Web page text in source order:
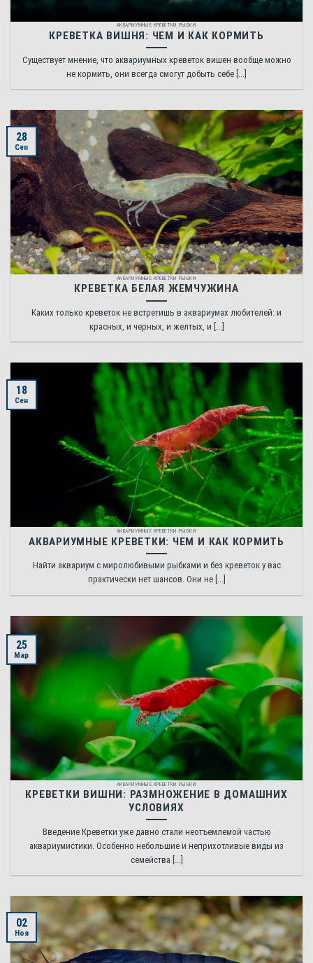
АКВАРИУМНЫЕ КРЕВЕТКИ РЫБКИ
КРЕВЕТКА ВИШНЯ: ЧЕМ И КАК КОРМИТЬ
Существует мнение, что аквариумных креветок вишен вообще можно
не кормить, они всегда смогут добыть себе [...]
АКВАРИУМНЫЕ КРЕВЕТКИ РЫБКИ
КРЕВЕТКА БЕЛАЯ ЖЕМЧУЖИНА
Каких только креветок не встретишь в аквариумах любителей: и
красных, и черных, и желтых, и [...]
28
Сен
АКВАРИУМНЫЕ КРЕВЕТКИ РЫБКИ
АКВАРИУМНЫЕ КРЕВЕТКИ: ЧЕМ И КАК КОРМИТЬ
Найти аквариум с миролюбивыми рыбками и без креветок у вас
практически нет шансов. Они не [...]
18
Сен
АКВАРИУМНЫЕ КРЕВЕТКИ РЫБКИ
КРЕВЕТКИ ВИШНИ: РАЗМНОЖЕНИЕ В ДОМАШНИХ
УСЛОВИЯХ
Введение Креветки уже давно стали неотъемлемой частью
аквариумистики. Особенно небольшие и неприхотливые виды из
семейства [...]
25
Мар
02
Ноя